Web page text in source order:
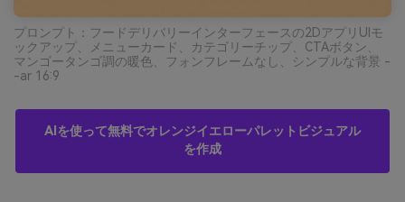
プロンプト：フードデリバリーインターフェースの2DアプリUIモ
ックアップ、メニューカード、カテゴリーチップ、CTAボタン、
マンゴータンゴ調の暖色、フォンフレームなし、シンプルな背景 -
-ar 16:9
AIを使って無料でオレンジイエローパレットビジュアル
を作成